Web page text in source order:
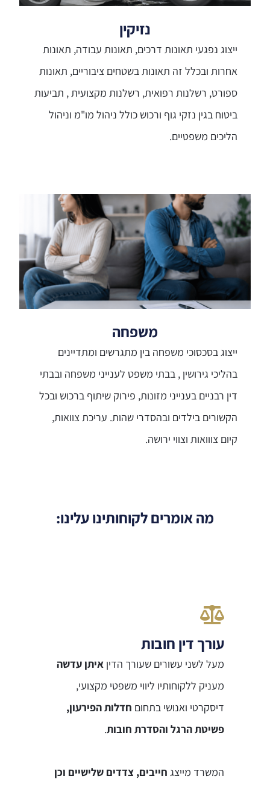
נזיקין
ייצוג נפגעי תאונות דרכים, תאונות עבודה, תאונות
אחרות ובכלל זה תאונות בשטחים ציבוריים, תאונות
ספורט, רשלנות רפואית, רשלנות מקצועית , תביעות
ביטוח בגין נזקי גוף ורכוש כולל ניהול מו"מ וניהול
הליכים משפטיים.
משפחה
ייצוג בסכסוכי משפחה בין מתגרשים ומתדיינים
בהליכי גירושין , בבתי משפט לענייני משפחה ובבתי
דין רבניים בענייני מזונות, פירוק שיתוף ברכוש ובכל
הקשורים בילדים ובהסדרי שהות. עריכת צוואות,
קיום צווואות וצווי ירושה.
מה אומרים לקוחותינו עלינו:
עורך דין חובות
מעל לשני עשורים שעורך הדיןאיתן עדשה
מעניק ללקוחותיו ליווי משפטי מקצועי,
דיסקרטי ואנושי בתחום חדלות הפירעון,
פשיטת הרגל והסדרת חובות.
המשרד מייצג חייבים, צדדים שלישיים וכן